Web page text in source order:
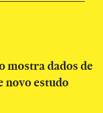
mostra dados de
novo estudo